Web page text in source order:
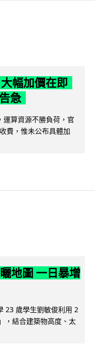
幅加價在即
急
運算資源不勝負荷，官
費，惟未公布具體加
地圖 一日暴增
23 歲學生劉敏俊利用 2
，結合建築物高度、太